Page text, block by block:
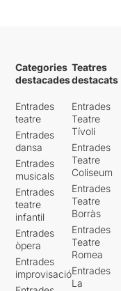
Categories
destacades
Entrades
teatre
Entrades
dansa
Entrades
musicals
Entrades
teatre
infantil
Entrades
òpera
Entrades
improvisació
Teatres
destacats
Entrades
Teatre
Tívoli
Entrades
Teatre
Coliseum
Entrades
Teatre
Borràs
Entrades
Teatre
Romea
Entrades
La